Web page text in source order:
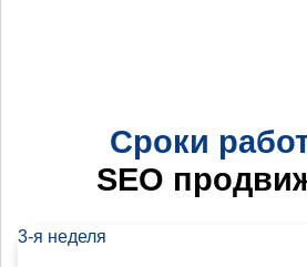
Сроки
SEO
3-я неделя